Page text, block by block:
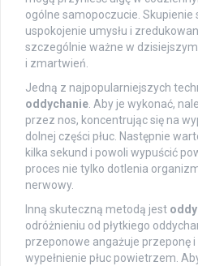
ogólne samopoczucie. Skupienie
uspokojenie umysłu i
szczególnie ważne w
i zmartwień.
Jedną z najpopularniejszych
oddychanie . Aby je wykonać,
przez nos, koncentrując się na
dolnej części płuc. Następnie
kilka sekund i powoli wypuścić
proces nie tylko dotlenia
nerwowy.
Inną skuteczną metodą jest
odróżnieniu od płytkiego
przeponowe angażuje przeponę i
wypełnienie płuc powietrzem.